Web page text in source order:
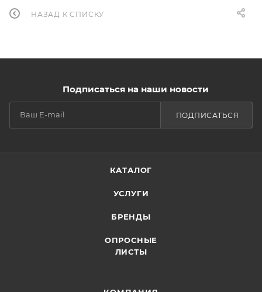
НАЗАД К СПИСКУ
Подписаться на наши новости
ПОДПИСАТЬСЯ
КАТАЛОГ
УСЛУГИ
БРЕНДЫ
ОПРОСНЫЕ
ЛИСТЫ